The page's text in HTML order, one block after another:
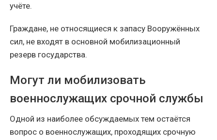
учёте.
Граждане, не относящиеся к запасу Вооружённых
сил, не входят в основной мобилизационный
резерв государства.
Могут ли мобилизовать
военнослужащих срочной службы
Одной из наиболее обсуждаемых тем остаётся
вопрос о военнослужащих, проходящих срочную